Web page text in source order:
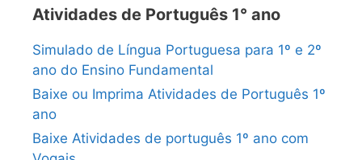
Atividades de Português 1° ano
Simulado de Língua Portuguesa para 1º e 2º
ano do Ensino Fundamental
Baixe ou Imprima Atividades de Português 1º
ano
Baixe Atividades de português 1º ano com